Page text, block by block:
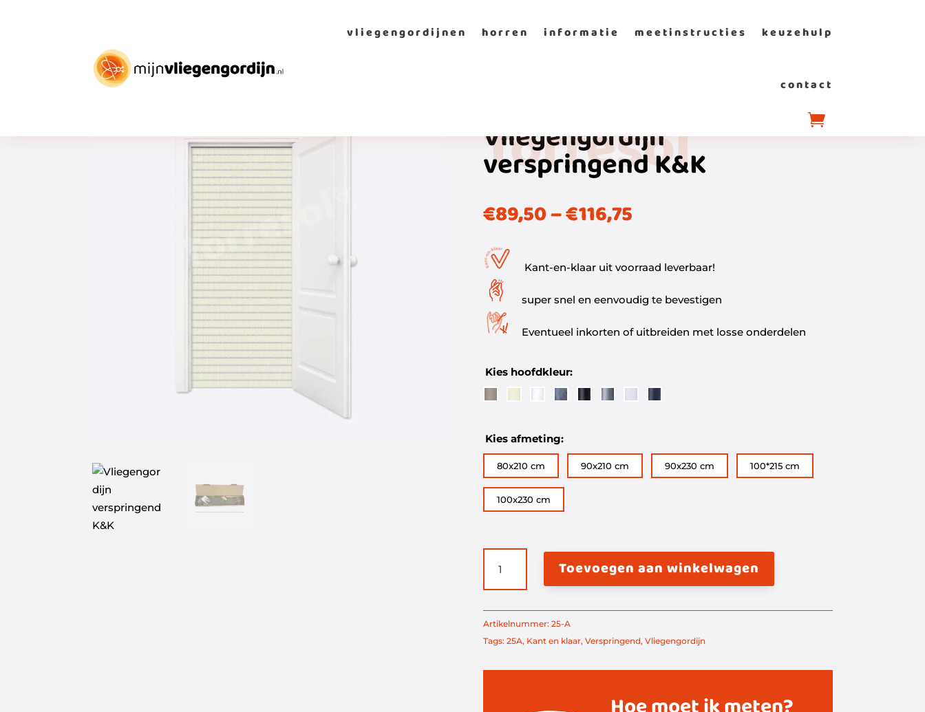
vliegengordijnen horren informatie meetinstructies keuzehulp
contact
Vliegengordijn
verspringend K&K
Torresol
€89,50–€116,75
Kant-en-klaar uit voorraad leverbaar!
super snel en eenvoudig te bevestigen
Eventueel inkorten of uitbreiden met losse onderdelen
Kies hoofdkleur:
Kies afmeting:
80x210 cm 90x210 cm 90x230 cm 100*215 cm
100x230 cm
Vliegengordijn
verspringend
K&K
aantal
Toevoegen aan winkelwagen
Artikelnummer: 25-A
Tags: 25A, Kant en klaar, Verspringend, Vliegengordijn